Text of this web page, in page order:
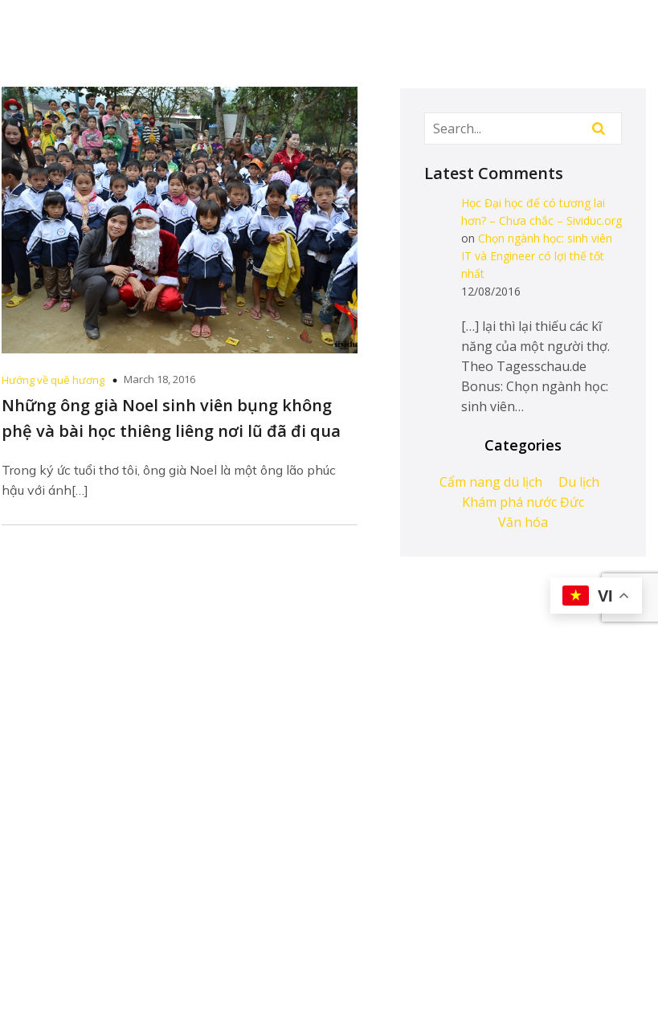
Hướng về quê hương March 18, 2016
Những ông già Noel sinh viên bụng không
phệ và bài học thiêng liêng nơi lũ đã đi qua
Trong ký ức tuổi thơ tôi, ông già Noel là một ông lão phúc
hậu với ánh[…]
Latest Comments
Học Đại học để có tương lai
hơn? – Chưa chắc – Sividuc.org
on Chọn ngành học: sinh viên
IT và Engineer có lợi thế tốt
nhất
12/08/2016
[…] lại thì lại thiếu các kĩ
năng của một người thợ.
Theo Tagesschau.de
Bonus: Chọn ngành học:
sinh viên…
Categories
Cẩm nang du lịch
Du lịch
Khám phá nước Đức
Văn hóa
VI